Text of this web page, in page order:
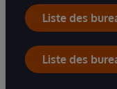
Liste des
Liste des